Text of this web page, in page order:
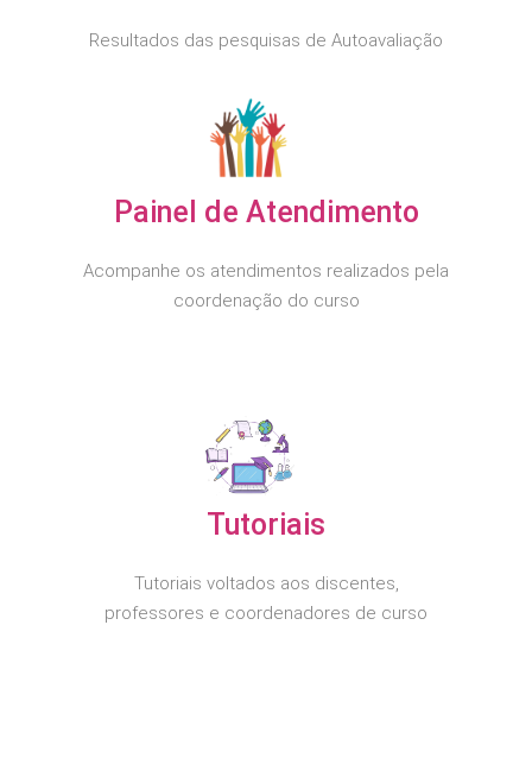
Resultados das pesquisas de Autoavaliação
Painel de Atendimento
Acompanhe os atendimentos realizados pela
coordenação do curso
Tutoriais
Tutoriais voltados aos discentes,
professores e coordenadores de curso